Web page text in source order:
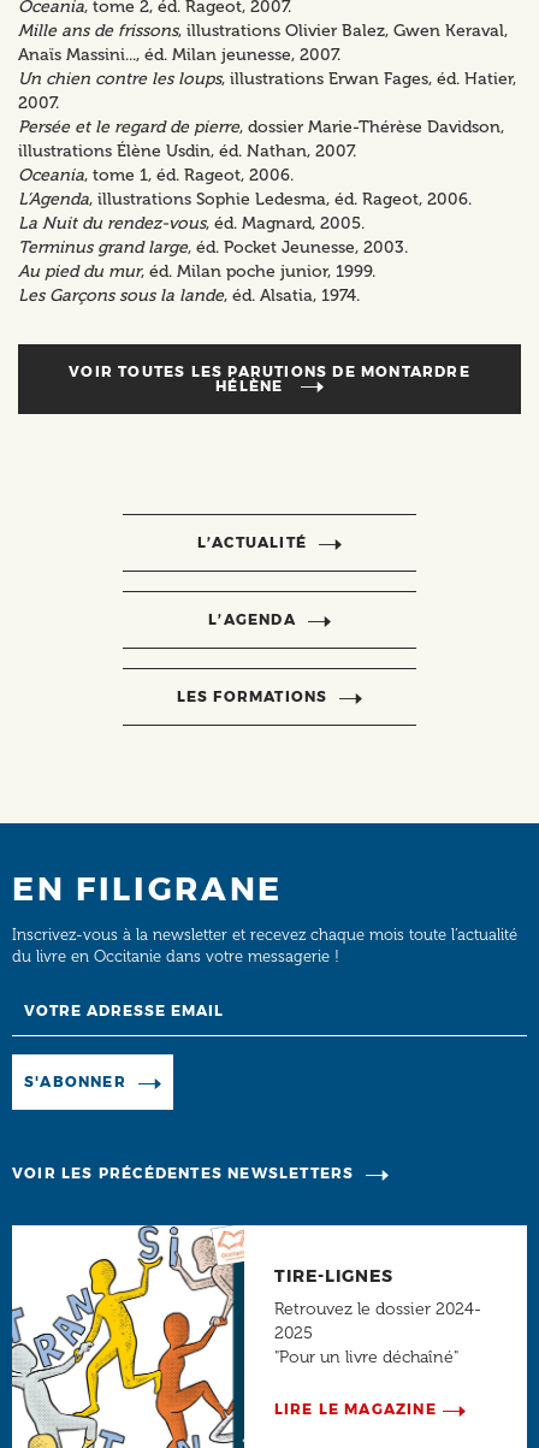
Oceania, tome 2, éd. Rageot, 2007.
Mille ans de frissons, illustrations Olivier Balez, Gwen Keraval,
Anaïs Massini..., éd. Milan jeunesse, 2007.
Un chien contre les loups, illustrations Erwan Fages, éd. Hatier,
2007.
Persée et le regard de pierre, dossier Marie-Thérèse Davidson,
illustrations Élène Usdin, éd. Nathan, 2007.
Oceania, tome 1, éd. Rageot, 2006.
L’Agenda, illustrations Sophie Ledesma, éd. Rageot, 2006.
La Nuit du rendez-vous, éd. Magnard, 2005.
Terminus grand large, éd. Pocket Jeunesse, 2003.
Au pied du mur, éd. Milan poche junior, 1999.
Les Garçons sous la lande, éd. Alsatia, 1974.
VOIR TOUTES LES PARUTIONS DE MONTARDRE
HÉLÈNE
L’ACTUALITÉ
L’AGENDA
LES FORMATIONS
EN FILIGRANE
Inscrivez-vous à la newsletter et recevez chaque mois toute l’actualité
du livre en Occitanie dans votre messagerie !
S'ABONNER
VOIR LES PRÉCÉDENTES NEWSLETTERS
TIRE-LIGNES
Retrouvez le dossier 2024-
2025
"Pour un livre déchaîné"
LIRE LE MAGAZINE